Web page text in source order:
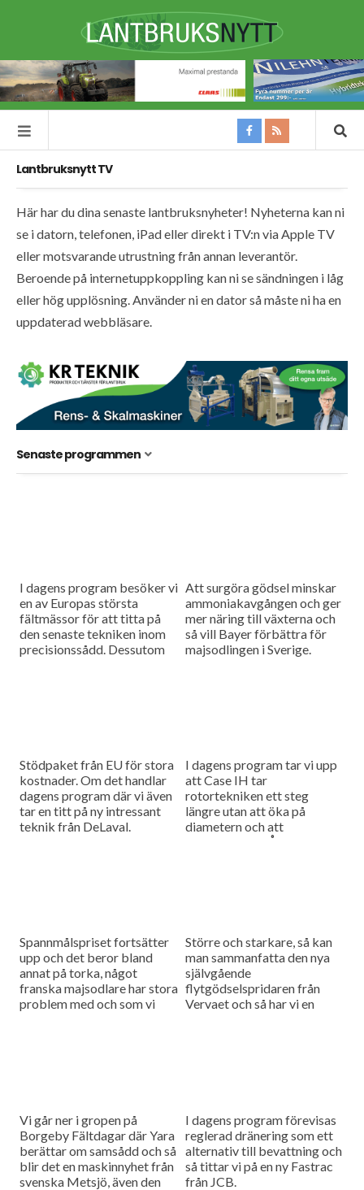
Lantbruksnytt TV
Här har du dina senaste lantbruksnyheter! Nyheterna kan ni
se i datorn, telefonen, iPad eller direkt i TV:n via Apple TV
eller motsvarande utrustning från annan leverantör.
Beroende på internetuppkoppling kan ni se sändningen i låg
eller hög upplösning. Använder ni en dator så måste ni ha en
uppdaterad webbläsare.
Senaste programmen
I dagens program besöker vi
en av Europas största
fältmässor för att titta på
den senaste tekniken inom
precisionssådd. Dessutom
Att surgöra gödsel minskar
ammoniakavgången och ger
mer näring till växterna och
så vill Bayer förbättra för
majsodlingen i Sverige.
Stödpaket från EU för stora
kostnader. Om det handlar
dagens program där vi även
tar en titt på ny intressant
teknik från DeLaval.
I dagens program tar vi upp
att Case IH tar
rotortekniken ett steg
längre utan att öka på
diametern och att
salladsodlaren Åhus Grönt
Spannmålspriset fortsätter
upp och det beror bland
annat på torka, något
franska majsodlare har stora
problem med och som vi
Större och starkare, så kan
man sammanfatta den nya
självgående
flytgödselspridaren från
Vervaet och så har vi en
Vi går ner i gropen på
Borgeby Fältdagar där Yara
berättar om samsådd och så
blir det en maskinnyhet från
svenska Metsjö, även den
I dagens program förevisas
reglerad dränering som ett
alternativ till bevattning och
så tittar vi på en ny Fastrac
från JCB.